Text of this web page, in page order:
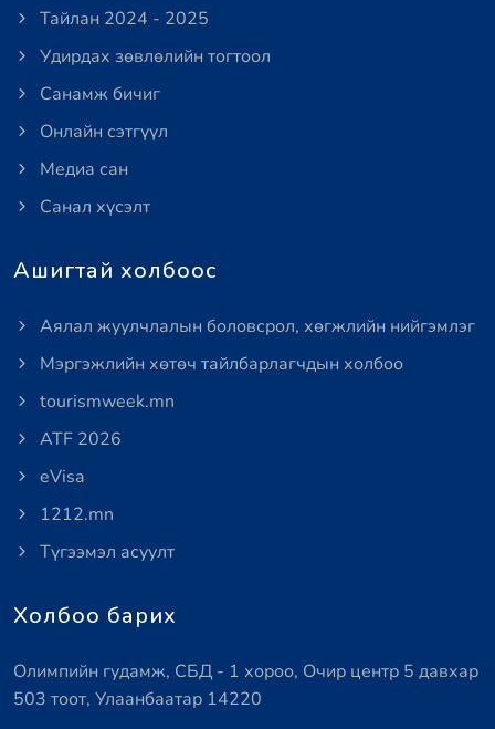
Тайлан 2024 - 2025
Удирдах зөвлөлийн тогтоол
Санамж бичиг
Онлайн сэтгүүл
Медиа сан
Санал хүсэлт
Ашигтай холбоос
Аялал жуулчлалын боловсрол, хөгжлийн нийгэмлэг
Мэргэжлийн хөтөч тайлбарлагчдын холбоо
tourismweek.mn
ATF 2026
eVisa
1212.mn
Түгээмэл асуулт
Холбоо барих
Олимпийн гудамж, СБД - 1 хороо, Очир центр 5 давхар
503 тоот, Улаанбаатар 14220